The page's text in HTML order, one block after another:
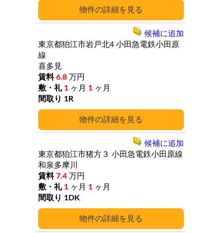
詳細
詳細
東京都狛江市岩戸北4 小田急電鉄小田原
線
喜多見
6.8 万円
1 ヶ月 1 ヶ月
1R
候補に追加
詳細
東京都狛江市猪方３ 小田急電鉄小田原線
和泉多摩川
7.4 万円
1 ヶ月 1 ヶ月
1DK
候補に追加